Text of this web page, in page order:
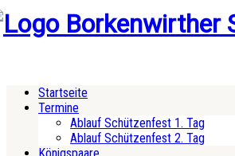
Startseite
Termine
Ablauf Schützenfest 1. Tag
Ablauf Schützenfest 2. Tag